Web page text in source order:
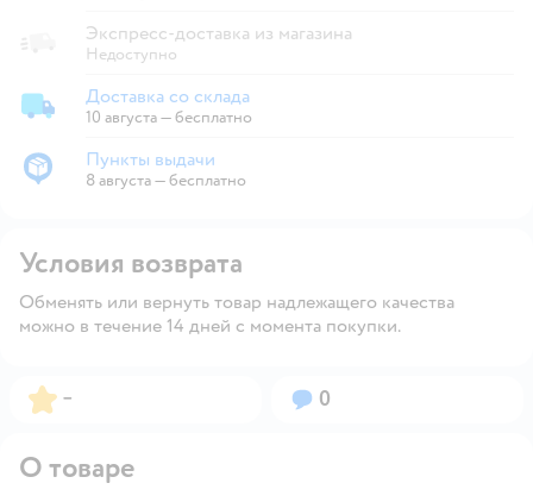
Экспресс-доставка из магазина
Недоступно
Доставка со склада
Доставка со склада
10 августа—бесплатно
Пункты выдачи
Пункты выдачи
8 августа—бесплатно
Условия возврата
Обменять или вернуть товар надлежащего качества
можно в течение 14 дней с момента покупки.
Рейтинг:
– Вопросов:
0
О товаре